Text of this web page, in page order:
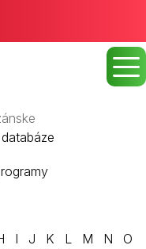
I J K L M N
O